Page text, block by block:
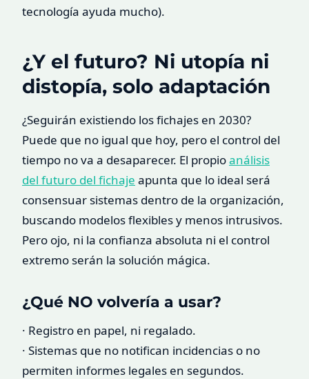
tecnología ayuda mucho).
¿Y el futuro? Ni utopía ni
distopía, solo adaptación
¿Seguirán existiendo los fichajes en 2030?
Puede que no igual que hoy, pero el control del
tiempo no va a desaparecer. El propioanálisis
del futuro del fichaje apunta que lo ideal será
consensuar sistemas dentro de la organización,
buscando modelos flexibles y menos intrusivos.
Pero ojo, ni la confianza absoluta ni el control
extremo serán la solución mágica.
¿Qué NO volvería a usar?
· Registro en papel, ni regalado.
· Sistemas que no notifican incidencias o no
permiten informes legales en segundos.